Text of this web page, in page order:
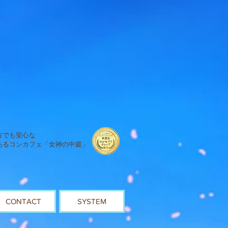
でも安心な
コンカフェ「女神の中庭」
CONTACT SYSTEM